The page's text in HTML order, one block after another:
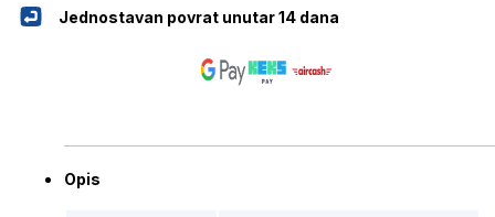
Jednostavan povrat unutar 14 dana
Opis